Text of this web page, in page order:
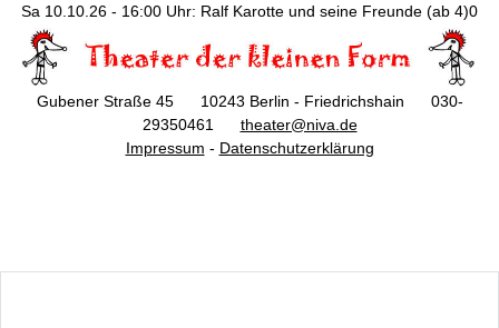
Sa 10.10.26 - 16:00 Uhr: Ralf Karotte und seine Freunde (ab 4)0
Gubener Straße 45 10243 Berlin - Friedrichshain 030-
29350461 theater@niva.de
Impressum - Datenschutzerklärung